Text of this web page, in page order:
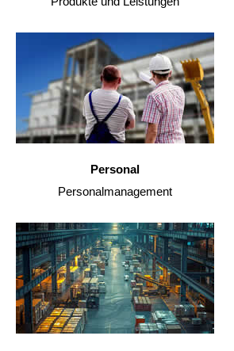
Personal
Personalmanagement